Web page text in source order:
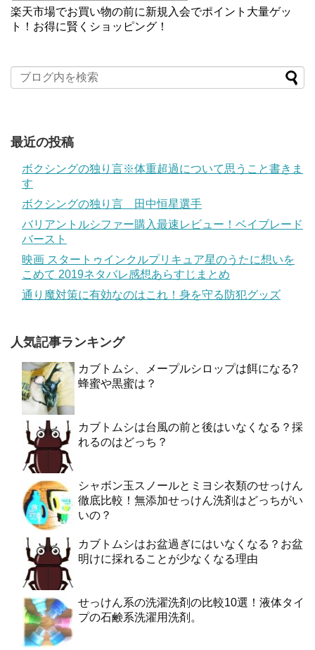
楽天市場でお買い物の前に新規入会でポイント大量ゲッ
ト！お得に賢くショッピング！
最近の投稿
ボクシングの独り言※体重超過について思うこと書きま
す
ボクシングの独り言 田中恒星選手
バリアントルシファー購入最速レビュー！ベイブレード
バースト
映画 スタートゥインクルプリキュア星のうたに想いを
こめて 2019ネタバレ感想あらすじまとめ
通り魔対策に有効なのはこれ！身を守る防犯グッズ
人気記事ランキング
カブトムシ、メープルシロップは餌になる?
蜂蜜や黒蜜は？
カブトムシは台風の前と後はいなくなる？採
れるのはどっち？
シャボン玉スノールとミヨシ衣類のせっけん
徹底比較！無添加せっけん洗剤はどっちがい
いの？
カブトムシはお盆過ぎにはいなくなる？お盆
明けに採れることが少なくなる理由
せっけん系の洗濯洗剤の比較10選！液体タイ
プの石鹸系洗濯用洗剤。